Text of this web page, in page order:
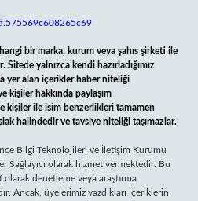
bir marka, kurum veya şahıs şirketi ile
Sitede yalnızca kendi hazırladığımız
yer alan içerikler haber niteliği
kişiler hakkında paylaşım
kişiler ile isim benzerlikleri tamamen
halindedir ve tavsiye niteliği taşımazlar.
Bilgi Teknolojileri ve İletişim Kurumu
Sağlayıcı olarak hizmet vermektedir. Bu
denetleme veya araştırma
Ancak, üyelerimiz yazdıkları içeriklerin